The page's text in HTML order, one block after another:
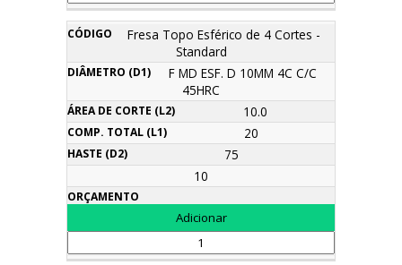
Fresa Topo Esférico de 4 Cortes -
Standard
F MD ESF. D 10MM 4C C/C
45HRC
10.0
20
75
10